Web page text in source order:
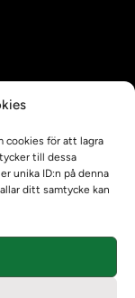
cookies för att lagra
till dessa
unika ID:n på denna
ditt samtycke kan